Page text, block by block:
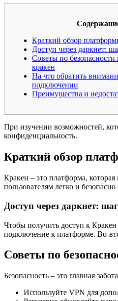
Краткий обзор
Доступ через даркнет:
Советы по безопасности
кракен
На что обратить
подключении
Преимущества и
При изучении возможностей,
конфиденциальность.
Краткий обзор
Кракен – это платформа,
пользователям легко и
Доступ через даркнет:
Чтобы получить доступ к Кракен
подключение к платформе. Во-
Советы по
Безопасность – это главная
Используйте VPN для